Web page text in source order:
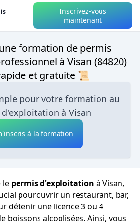
Inscrivez-vous
maintenant
formation de permis
à Visan (84820)
et gratuite 📜
pour votre formation au
à Visan
à la formation
le permis d'exploitation à Visan,
pourouvrir un restaurant, bar,
détenir une licence 3 ou 4
boissons alcoolisées. Ainsi, vous